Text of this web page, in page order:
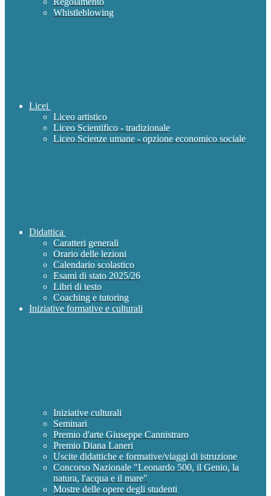
Whistleblowing
Licei
Liceo artistico
Liceo Scientifico - tradizionale
Liceo Scienze umane - opzione economico sociale
Didattica
Caratteri generali
Orario delle lezioni
Calendario scolastico
Esami di stato 2025/26
Libri di testo
Coaching e tutoring
Iniziative formative e culturali
Iniziative culturali
Seminari
Premio d'arte Giuseppe Cannistraro
Premio Diana Laneri
Uscite didattiche e formative/viaggi di istruzione
Concorso Nazionale "Leonardo 500, il Genio, la
natura, l'acqua e il mare"
Mostre delle opere degli studenti